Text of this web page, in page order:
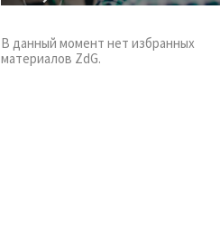
В данный момент нет избранных
материалов ZdG.